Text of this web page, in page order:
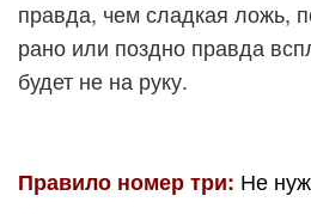
правда, чем сладкая ложь,
рано или поздно правда
будет не на руку.
Правило номер три: Не